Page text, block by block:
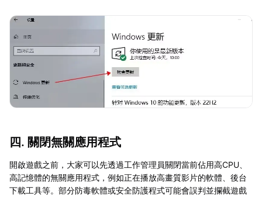
四. 關閉無關應用程式
開啟遊戲之前，大家可以先透過工作管理員關閉當前佔用高CPU、
高記憶體的無關應用程式，例如正在播放高畫質影片的軟體、後台
下載工具等。部分防毒軟體或安全防護程式可能會誤判並攔截遊戲